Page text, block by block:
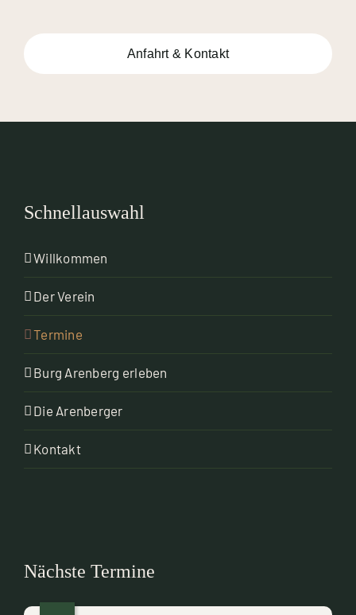
Anfahrt & Kontakt
Schnellauswahl
Willkommen
Der Verein
Termine
Burg Arenberg erleben
Die Arenberger
Kontakt
Nächste Termine